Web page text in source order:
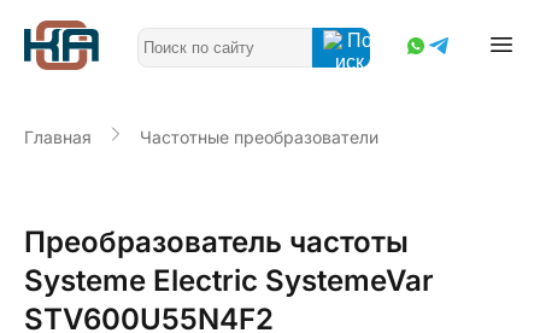
Главная Частотные преобразователи
Преобразователь частоты
Systeme Electric SystemeVar
STV600U55N4F2